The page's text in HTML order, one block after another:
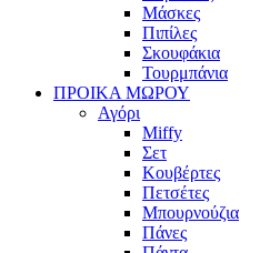
Μάσκες
Πιπίλες
Σκουφάκια
Τουρμπάνια
ΠΡΟΙΚΑ ΜΩΡΟΥ
Αγόρι
Miffy
Σετ
Κουβέρτες
Πετσέτες
Μπουρνούζια
Πάνες